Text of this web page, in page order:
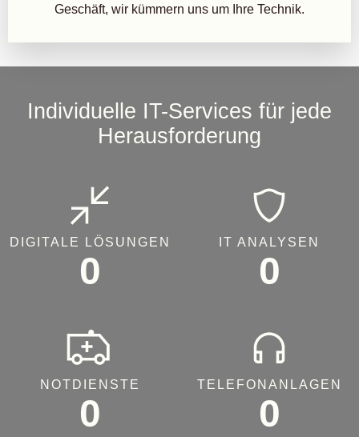
Geschäft, wir kümmern uns um Ihre Technik.
Individuelle IT-Services für jede
Herausforderung
DIGITALE LÖSUNGEN
0
IT ANALYSEN
0
NOTDIENSTE
0
TELEFONANLAGEN
0